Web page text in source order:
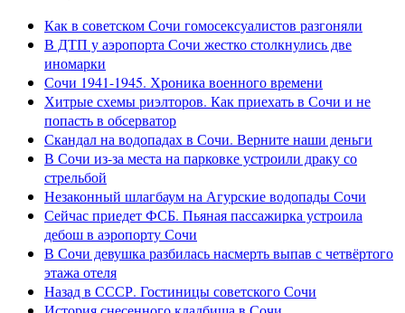
Как в советском Сочи гомосексуалистов разгоняли
В ДТП у аэропорта Сочи жестко столкнулись две
иномарки
Сочи 1941-1945. Хроника военного времени
Хитрые схемы риэлторов. Как приехать в Сочи и не
попасть в обсерватор
Скандал на водопадах в Сочи. Верните наши деньги
В Сочи из-за места на парковке устроили драку со
стрельбой
Незаконный шлагбаум на Агурские водопады Сочи
Сейчас приедет ФСБ. Пьяная пассажирка устроила
дебош в аэропорту Сочи
В Сочи девушка разбилась насмерть выпав с четвёртого
этажа отеля
Назад в СССР. Гостиницы советского Сочи